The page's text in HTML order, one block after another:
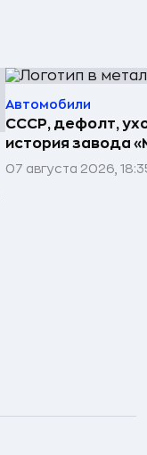
Автомобили
СССР, дефолт,
история завода
07 августа 2026,